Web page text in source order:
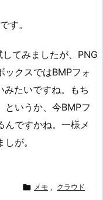
す。
てみましたが、PNG
ックスではBMPフォ
みたいですね。もち
というか、今BMPフ
んですかね。一様メ
が。
 メモ , クラウド